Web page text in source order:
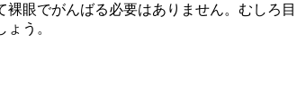
眼でがんばる必要はありません。むし
う。